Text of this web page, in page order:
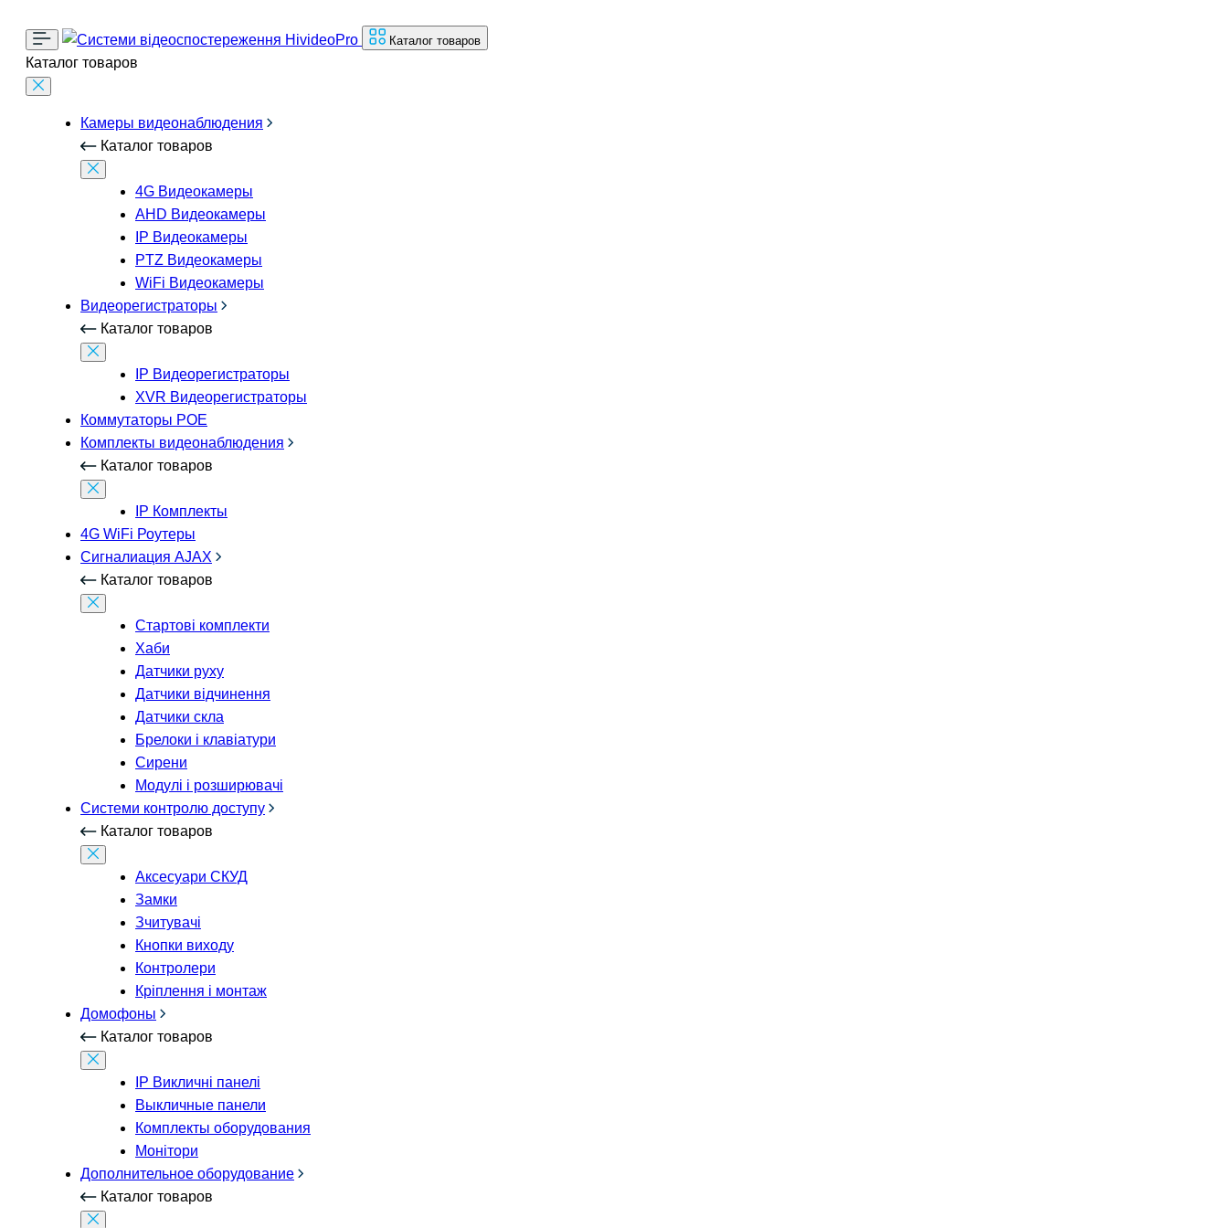
Каталог товаров
Каталог товаров
Камеры видеонаблюдения
Каталог товаров
4G Видеокамеры
AHD Видеокамеры
IP Видеокамеры
PTZ Видеокамеры
WiFi Видеокамеры
Видеорегистраторы
Каталог товаров
IP Видеорегистраторы
XVR Видеорегистраторы
Коммутаторы POE
Комплекты видеонаблюдения
Каталог товаров
IP Комплекты
4G WiFi Роутеры
Сигналиация AJAX
Каталог товаров
Стартові комплекти
Хаби
Датчики руху
Датчики відчинення
Датчики скла
Брелоки і клавіатури
Сирени
Модулі і розширювачі
Системи контролю доступу
Каталог товаров
Аксесуари СКУД
Замки
Зчитувачі
Кнопки виходу
Контролери
Кріплення і монтаж
Домофоны
Каталог товаров
IP Викличні панелі
Выкличные панели
Комплекты оборудования
Монітори
Дополнительное оборудование
Каталог товаров